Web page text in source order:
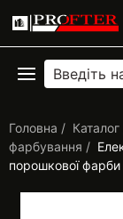
Головна Каталог
фарбування
порошкової